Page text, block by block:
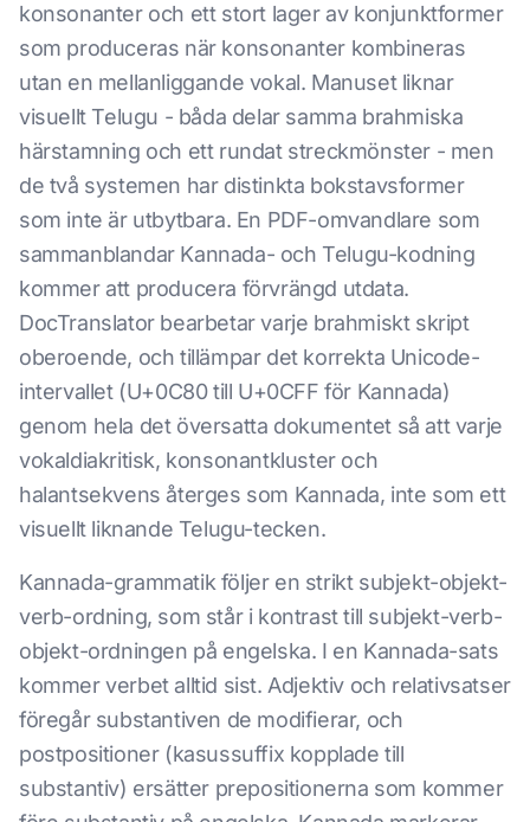
konsonanter och ett stort lager av konjunktformer
som produceras när konsonanter kombineras
utan en mellanliggande vokal. Manuset liknar
visuellt Telugu - båda delar samma brahmiska
härstamning och ett rundat streckmönster - men
de två systemen har distinkta bokstavsformer
som inte är utbytbara. En PDF-omvandlare som
sammanblandar Kannada- och Telugu-kodning
kommer att producera förvrängd utdata.
DocTranslator bearbetar varje brahmiskt skript
oberoende, och tillämpar det korrekta Unicode-
intervallet (U+0C80 till U+0CFF för Kannada)
genom hela det översatta dokumentet så att varje
vokaldiakritisk, konsonantkluster och
halantsekvens återges som Kannada, inte som ett
visuellt liknande Telugu-tecken.
Kannada-grammatik följer en strikt subjekt-objekt-
verb-ordning, som står i kontrast till subjekt-verb-
objekt-ordningen på engelska. I en Kannada-sats
kommer verbet alltid sist. Adjektiv och relativsatser
föregår substantiven de modifierar, och
postpositioner (kasussuffix kopplade till
substantiv) ersätter prepositionerna som kommer